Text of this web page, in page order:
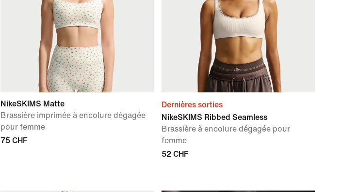
NikeSKIMS Matte
Brassière imprimée à encolure dégagée
pour femme
75 CHF
Dernières sorties
NikeSKIMS Ribbed Seamless
Brassière à encolure dégagée pour
femme
52 CHF